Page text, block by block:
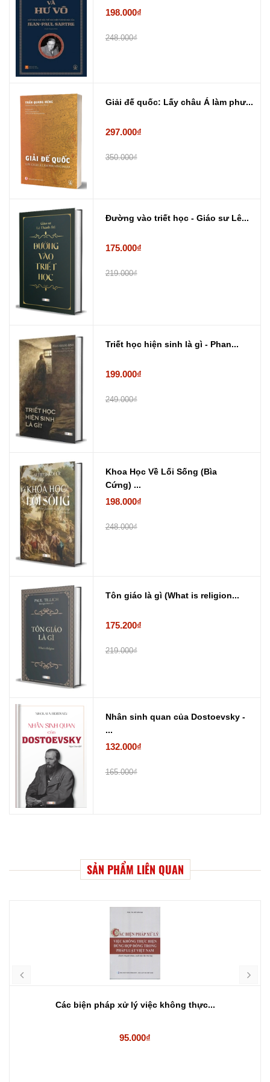
198.000₫
248.000₫
Giải đế quốc: Lấy châu Á làm phư...
297.000₫
350.000₫
Đường vào triết học - Giáo sư Lê...
175.000₫
219.000₫
Triết học hiện sinh là gì - Phan...
199.000₫
249.000₫
Khoa Học Về Lối Sống (Bìa
Cứng) ...
198.000₫
248.000₫
Tôn giáo là gì (What is religion...
175.200₫
219.000₫
Nhân sinh quan của Dostoevsky -
...
132.000₫
165.000₫
SẢN PHẨM LIÊN QUAN
Các biện pháp xử lý việc không thực...
95.000₫